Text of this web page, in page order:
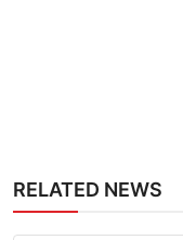
RELATED NEWS